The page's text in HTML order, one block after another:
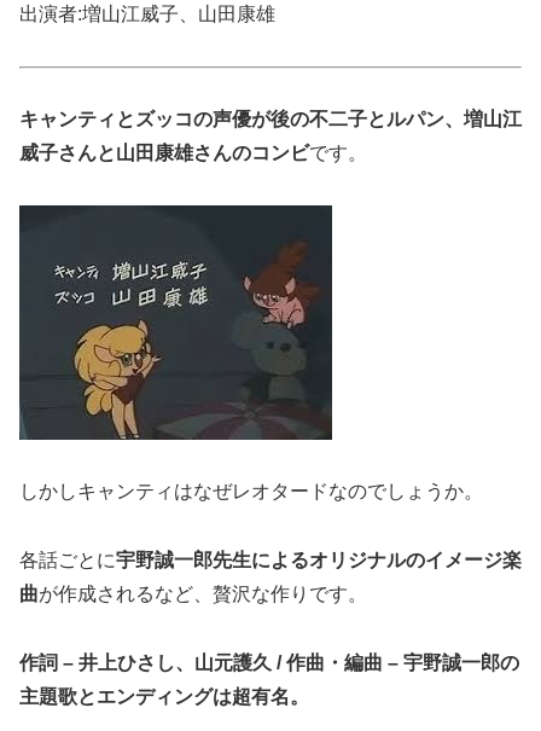
出演者:増山江威子、山田康雄
キャンティとズッコの声優が後の不二子とルパン、 増山江
威子さんと山田康雄さんのコンビです。
しかしキャンティはなぜレオタードなのでしょうか。
各話ごとに宇野誠一郎先生によるオリジナルのイメージ楽
曲が作成されるなど、贅沢な作りです。
作詞 – 井上ひさし、山元護久 / 作曲・編曲 – 宇野誠一郎の
主題歌とエンディングは超有名。